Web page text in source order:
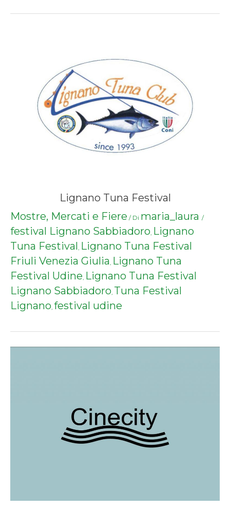
Lignano Tuna Festival
Mostre, Mercati e Fiere / Di maria_laura /
festival Lignano Sabbiadoro, Lignano
Tuna Festival, Lignano Tuna Festival
Friuli Venezia Giulia, Lignano Tuna
Festival Udine, Lignano Tuna Festival
Lignano Sabbiadoro, Tuna Festival
Lignano, festival udine